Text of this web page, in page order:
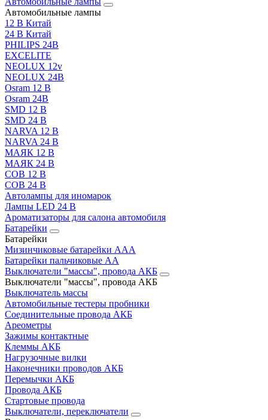
Автомобильные лампы
12 В Китай
24 В Китай
PHILIPS 24В
EXCELITE
NEOLUX 12v
NEOLUX 24В
Osram 12 В
Osram 24В
SMD 12 В
SMD 24 В
NARVA 12 В
NARVA 24 В
МАЯК 12 В
МАЯК 24 В
COB 12 В
COB 24 В
Автолампы для иномарок
Лампы LED 24 B
Ароматизаторы для салона автомобиля
Батарейки
Батарейки
Мизинчиковые батарейки AAA
Батарейки пальчиковые АА
Выключатели "массы", провода АКБ
Выключатели "массы", провода АКБ
Выключатель массы
Автомобильные тестеры пробники
Соединительные провода АКБ
Ареометры
Зажимы контактные
Клеммы АКБ
Нагрузочные вилки
Наконечники проводов АКБ
Перемычки АКБ
Провода АКБ
Стартовые провода
Выключатели, переключатели